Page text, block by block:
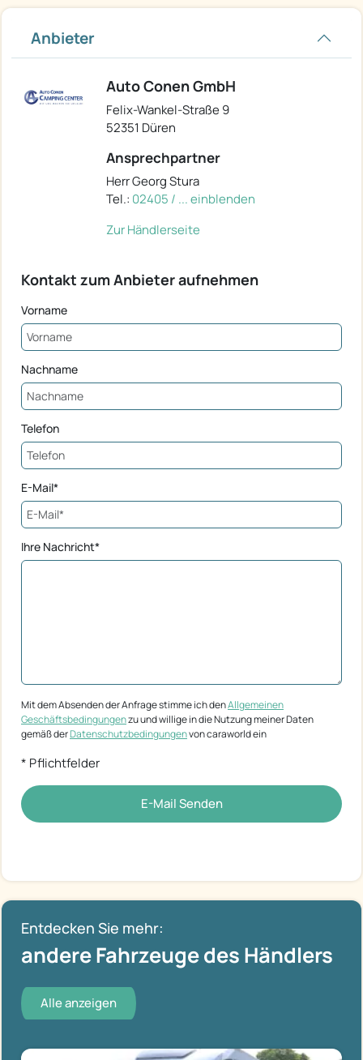
Anbieter
Auto Conen GmbH
Felix-Wankel-Straße 9
52351 Düren
Ansprechpartner
Herr Georg Stura
Tel.: 02405 / ... einblenden
Zur Händlerseite
Kontakt zum Anbieter aufnehmen
Vorname
Nachname
Telefon
E-Mail*
Ihre Nachricht*
Mit dem Absenden der Anfrage stimme ich denAllgemeinen
Geschäftsbedingungenzu und willige in die Nutzung meiner Daten
gemäß derDatenschutzbedingungenvon caraworld ein
* Pflichtfelder
E-Mail Senden
Entdecken Sie mehr:
andere Fahrzeuge des Händlers
Alle anzeigen